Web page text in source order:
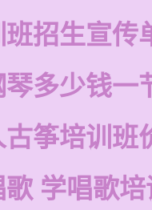
招生宣传
多少钱一
筝培训班
学唱歌